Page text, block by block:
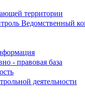
территории
Ведомственный
- правовая база
деятельности